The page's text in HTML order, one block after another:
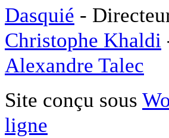
Dasquié -
Christophe Khaldi
Alexandre Talec
Site conçu sous
ligne